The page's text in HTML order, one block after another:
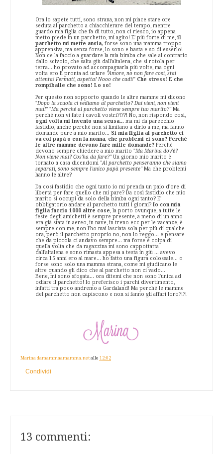
Ora lo sapete tutti, sono strana, non mi piace stare ore
seduta al parchetto a chiacchierare del tempo, mentre
guardo mia figlia che fa di tutto, non ci riesco, io appena
metto piede in un parchetto, mi agito! E' più forte di me, il
parchetto mi mette ansia, forse sono una mamma troppo
apprensiva, ma senza forse, lo sono e basta e so di esserlo!
Non ce la faccio a guardare la mia bimba che sale al contrario
dallo scivolo, che salta giù dall'altalena, che si rotola per
terra... ho provato ad accompagnarla più volte, ma ogni
volta ero lì pronta ad urlare "Amore, no non fare così, stai
attenta! Fermati, aspetta! Nooo che cadi!" Che stress! E che
rompiballe che sono! Lo so!
Per questo non sopporto quando le altre mamme mi dicono
"Dopo la scuola ci vediamo al parchetto? Dai vieni, non vieni
mai!""Ma perché al parchetto viene sempre tuo marito?"Ma
perché non vi fate i cavoli vostri?!??! No, non rispondo così,
ogni volta mi invento una scusa... ma mi da parecchio
fastidio, anche perché non si limitano a dirlo a me, ma fanno
domande pure a mio marito... Si mia figlia al parchetto ci
va col papà o con la nonna, che problemi ci sono? Perché
le altre mamme devono fare mille domande? Perché
devono sempre chiedere a mio marito "Ma Marina dov'è?
Non viene mai? Cos'ha da fare?"Un giorno mio marito è
tornato a casa dicendomi "Al parchetto penseranno che siamo
separati, sono sempre l'unico papà presente"Ma che problemi
hanno le altre?
Da così fastidio che ogni tanto io mi prenda un paio d'ore di
libertà per fare quello che mi pare? Da così fastidio che mio
marito si occupi da solo della bimba ogni tanto? E'
obbligatorio andare al parchetto tutti i giorni? Io con mia
figlia faccio 1000 altre cose , la porto ovunque, a tutte le
feste degli amichetti è sempre presente, a meno di un anno
era già stata in aereo, in nave, in treno ecc per le vacanze, è
sempre con me, non l'ho mai lasciata sola per più di qualche
ora, però il parchetto proprio no, non lo reggo... e pensare
che da piccola ci andavo sempre... ma forse è colpa di
quella volta che da ragazzina mi sono cappottatta
dall'altalena e sono rimasta appesa a testa in giù ... avevo
circa 15 anni ero al mare... ho fatto una figura colossale... o
forse sono solo una mamma strana, come mi giudicano le
altre quando gli dico che al parchetto non ci vado...
Bene, mi sono sfogata... ora ditemi che non sono l'unica ad
odiare il parchetto! Io preferisco i parchi divertimento,
infatti tra poco andremo a Gardaland! Ma perché le mamme
del parchetto non capiscono e non si fanno gli affari loro?!?!
Marina damammaamamma.net alle 12:02
Condividi
13 commenti: